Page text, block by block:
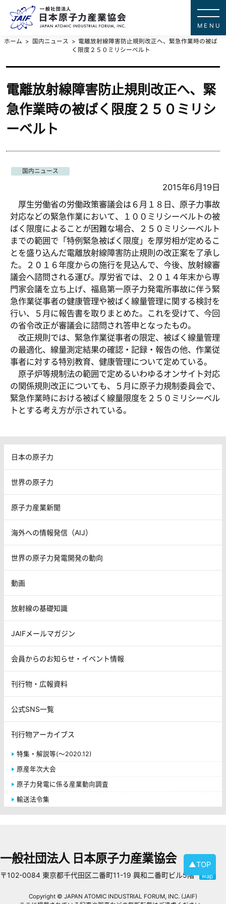
ホーム 国内ニュース
電離放射線障害防止規則改正へ、緊急作業時の被ば
く限度２５０ミリシーベルト
電離放射線障害防止規則改正へ、緊
急作業時の被ばく限度２５０ミリシ
ーベルト
国内ニュース
2015年6月19日
厚生労働省の労働政策審議会は６月１８日、原子力事故
対応などの緊急作業において、１００ミリシーベルトの被
ばく限度によることが困難な場合、２５０ミリシーベルト
までの範囲で「特例緊急被ばく限度」を厚労相が定めるこ
とを盛り込んだ電離放射線障害防止規則の改正案を了承し
た。２０１６年度からの施行を見込んで、今後、放射線審
議会へ諮問される運び。厚労省では、２０１４年末から専
門家会議を立ち上げ、福島第一原子力発電所事故に伴う緊
急作業従事者の健康管理や被ばく線量管理に関する検討を
行い、５月に報告書を取りまとめた。これを受けて、今回
の省令改正が審議会に諮問され答申となったもの。
改正規則では、緊急作業従事者の限定、被ばく線量管理
の最適化、線量測定結果の確認・記録・報告の他、作業従
事者に対する特別教育、健康管理について定めている。
原子炉等規制法の範囲で定めるいわゆるオンサイト対応
の関係規則改正についても、５月に原子力規制委員会で、
緊急作業時における被ばく線量限度を２５０ミリシーベル
トとする考え方が示されている。
日本の原子力
世界の原子力
原子力産業新聞
海外への情報発信（AIJ）
世界の原子力発電開発の動向
動画
放射線の基礎知識
JAIFメールマガジン
会員からのお知らせ・イベント情報
刊行物・広報資料
公式SNS一覧
刊行物アーカイブス
特集・解説等(～2020.12)
原産年次大会
原子力発電に係る産業動向調査
輸送法令集
▲TOP
一般社団法人 日本原子力産業協会
〒102-0084 東京都千代田区二番町11-19 興和二番町ビル5階
Copyright © JAPAN ATOMIC INDUSTRIAL FORUM, INC. (JAIF)